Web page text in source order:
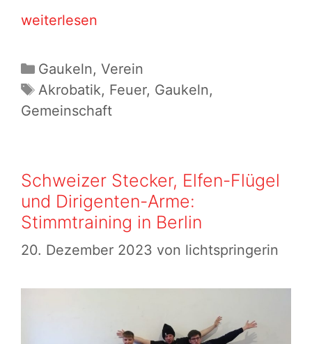
weiterlesen
Sommer-
Camp
2024:
eine
MGV
Kategorien
Gaukeln, Verein
Schlagwörter
Akrobatik, Feuer, Gaukeln,
Gemeinschaft
Schweizer Stecker, Elfen-Flügel
und Dirigenten-Arme:
Stimmtraining in Berlin
20. Dezember 2023 von lichtspringerin